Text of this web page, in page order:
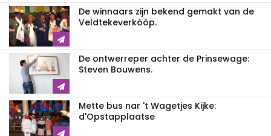
De winnaars zijn bekend gemakt van de
Veldtekeverkòòp.
De ontwerreper achter de Prinsewage:
Steven Bouwens.
Mette bus nar 't Wagetjes Kijke:
d'Opstapplaatse